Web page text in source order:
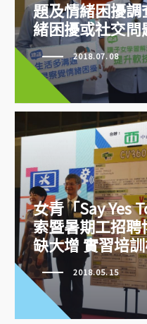
香港基督教女
問題及情緒困
有情緒困擾或
視
題及情緒困擾
緒困擾或社交問
2018.07.08
女青「Say
探索暨暑期工
位空缺大增 實
女青「Say Yes
索暨暑期工招聘
缺大增 實習培
2018.05.15